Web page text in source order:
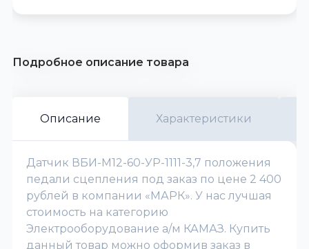
Подробное описание товара
Описание Характеристики
Датчик ВБИ-М12-60-УР-1111-3,7 положения
педали сцепления под заказ по цене 2 400
рублей в компании «МАРК». У нас лучшая
стоимость на категорию
Электрооборудование а/м КАМАЗ. Купить
данный товар можно оформив заказ в